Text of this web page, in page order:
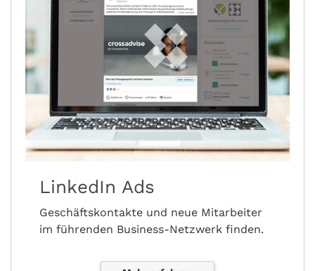
LinkedIn Ads
Geschäftskontakte und neue Mitarbeiter
im führenden Business-Netzwerk finden.